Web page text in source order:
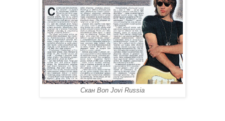
Скан Bon Jovi Russia